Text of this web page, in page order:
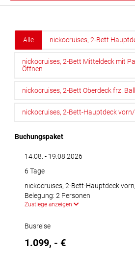
Alle nickocruises, 2-Bett
nickocruises, 2-Bett Mitteldeck mit
Öffnen
nickocruises, 2-Bett Oberdeck frz.
nickocruises, 2-Bett-Hauptdeck
Buchungspaket
14.08. - 19.08.2026
6 Tage
nickocruises, 2-Bett-Hauptdeck
Belegung: 2 Personen
Zustiege anzeigen
Busreise
1.099, - €